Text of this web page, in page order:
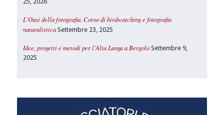
L’Oasi della fotografia. Corso di birdwatching e fotografia
naturalistica Settembre 23, 2025
Idee, progetti e metodi per l’Alta Langa a Bergolo Settembre 9,
2025